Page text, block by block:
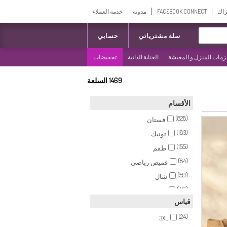
FACEBOOK CONNECT مدونة خدمة العملاء
حسابي سلة مشترياتي
المنزل و المعيشة العناية الذاتية تخفيضات
1469السلعة
الأقسام
فستان
(828)
تونيك
(183)
طقم
(155)
قميص رياضي
(84)
شال
(59)
(46)
(38)
بنطال
(17)
قياس
3XL
(24)